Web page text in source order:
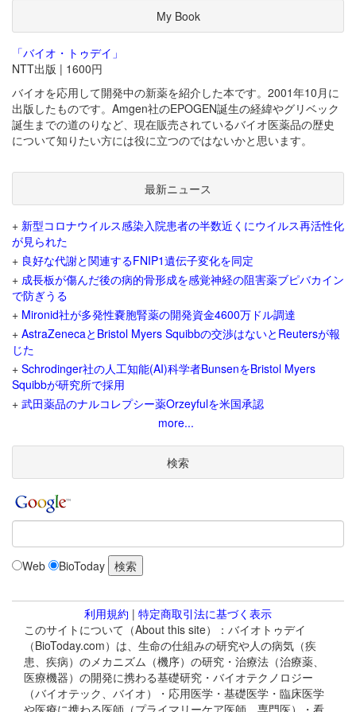
My Book
「バイオ・トゥデイ」
NTT出版 | 1600円
バイオを応用して開発中の新薬を紹介した本です。2001年10月に
出版したものです。Amgen社のEPOGEN誕生の経緯やグリベック
誕生までの道のりなど、現在販売されているバイオ医薬品の歴史
について知りたい方には役に立つのではないかと思います。
最新ニュース
+ 新型コロナウイルス感染入院患者の半数近くにウイルス再活性化
が見られた
+ 良好な代謝と関連するFNIP1遺伝子変化を同定
+ 成長板が傷んだ後の病的骨形成を感覚神経の阻害薬ブピバカイン
で防ぎうる
+ Mironid社が多発性嚢胞腎薬の開発資金4600万ドル調達
+ AstraZenecaとBristol Myers Squibbの交渉はないとReutersが報
じた
+ Schrodinger社の人工知能(AI)科学者BunsenをBristol Myers
Squibbが研究所で採用
+ 武田薬品のナルコレプシー薬Orzeyfulを米国承認
more...
検索
Web BioToday
利用規約 | 特定商取引法に基づく表示
このサイトについて（About this site）：バイオトゥデイ
（BioToday.com）は、生命の仕組みの研究や人の病気（疾
患、疾病）のメカニズム（機序）の研究・治療法（治療薬、
医療機器）の開発に携わる基礎研究・バイオテクノロジー
（バイオテック、バイオ）・応用医学・基礎医学・臨床医学